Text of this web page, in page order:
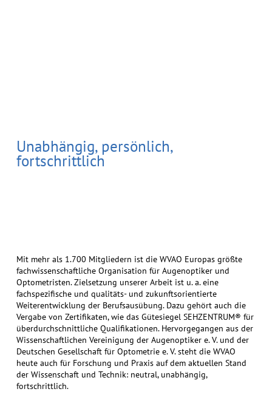
Unabhängig, persönlich,
fortschrittlich
Mit mehr als 1.700 Mitgliedern ist die WVAO Europas größte
fachwissenschaftliche Organisation für Augenoptiker und
Optometristen. Zielsetzung unserer Arbeit ist u. a. eine
fachspezifische und qualitäts- und zukunftsorientierte
Weiterentwicklung der Berufsausübung. Dazu gehört auch die
Vergabe von Zertifikaten, wie das Gütesiegel SEHZENTRUM® für
überdurchschnittliche Qualifikationen. Hervorgegangen aus der
Wissenschaftlichen Vereinigung der Augenoptiker e. V. und der
Deutschen Gesellschaft für Optometrie e. V. steht die WVAO
heute auch für Forschung und Praxis auf dem aktuellen Stand
der Wissenschaft und Technik: neutral, unabhängig,
fortschrittlich.